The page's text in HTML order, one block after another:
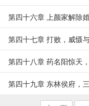
第四十六章 上颜家解除
第四十七章 打败，威慑
第四十八章 药名阳惊天
第四十九章 东林侯府，